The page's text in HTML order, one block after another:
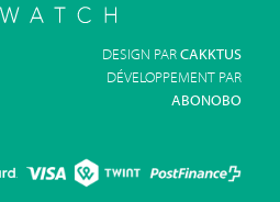
DESIGN PARCAKKTUS
DÉVELOPPEMENT PAR
ABONOBO